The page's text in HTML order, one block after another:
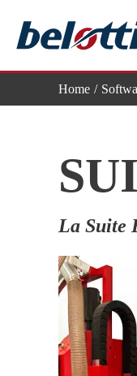
content
Home
La Suite